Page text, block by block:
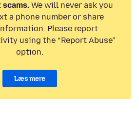
We will never ask you
a phone number or share
Please report
using the “Report Abuse”
option.
Læs mere